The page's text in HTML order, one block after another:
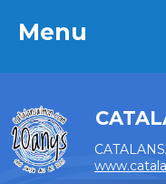
Menu
Menu